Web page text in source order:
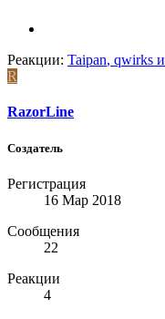
Реакции: Taipan, qwirks и
R
RazorLine
Создатель
Регистрация
16 Мар 2018
Сообщения
22
Реакции
4